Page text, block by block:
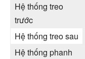
Hệ thống treo
trước
Hệ thống treo sau
Hệ thống phanh